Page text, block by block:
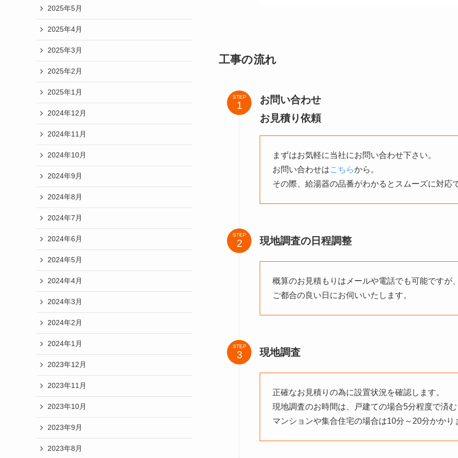
工事の流れ
STEP
お問い合わせ
お見積り依頼
まずはお気軽に当社にお問い合わせ下さい。
お問い合わせはこちらから。
その際、給湯器の品番がわかるとスムーズに対応
STEP 現地調査の日程調整
概算のお見積もりはメールや電話でも可能ですが
ご都合の良い日にお伺いいたします。
STEP 現地調査
正確なお見積りの為に設置状況を確認します。
現地調査のお時間は、戸建ての場合5分程度で済
マンションや集合住宅の場合は10分～20分かかり
2025年5月
2025年4月
2025年3月
2025年2月
2025年1月
2024年12月
2024年11月
2024年10月
2024年9月
2024年8月
2024年7月
2024年6月
2024年5月
2024年4月
2024年3月
2024年2月
2024年1月
2023年12月
2023年11月
2023年10月
2023年9月
2023年8月